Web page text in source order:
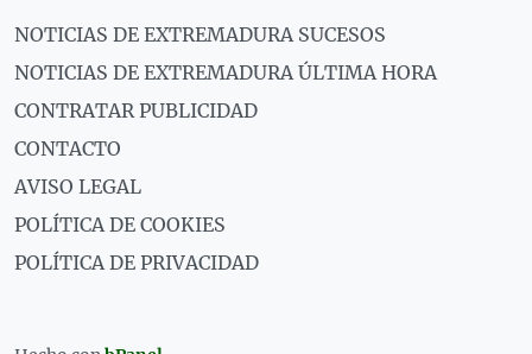
NOTICIAS DE EXTREMADURA SUCESOS
NOTICIAS DE EXTREMADURA ÚLTIMA HORA
CONTRATAR PUBLICIDAD
CONTACTO
AVISO LEGAL
POLÍTICA DE COOKIES
POLÍTICA DE PRIVACIDAD